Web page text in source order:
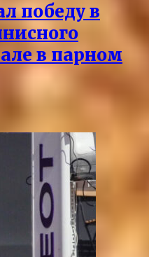
победу в
в парном